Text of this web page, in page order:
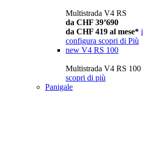
Multistrada V4 RS
da CHF 39’690
da CHF 419 al mese* i
configura scopri di Più
new V4 RS 100
Multistrada V4 RS 100
scopri di più
Panigale